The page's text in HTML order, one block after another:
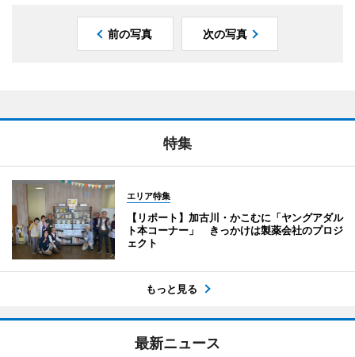
前の写真 次の写真
特集
エリア特集
【リポート】加古川・かこむに「ヤングアダル
ト本コーナー」 きっかけは製薬会社のプロジ
ェクト
もっと見る
最新ニュース